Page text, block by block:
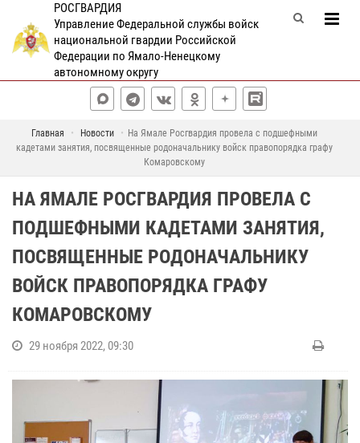
РОСГВАРДИЯ
Управление Федеральной службы войск
национальной гвардии Российской
Федерации по Ямало-Ненецкому
автономному округу
Главная Новости
На Ямале Росгвардия провела с подшефными
кадетами занятия, посвященные родоначальнику войск правопорядка графу
Комаровскому
НА ЯМАЛЕ РОСГВАРДИЯ ПРОВЕЛА С
ПОДШЕФНЫМИ КАДЕТАМИ ЗАНЯТИЯ,
ПОСВЯЩЕННЫЕ РОДОНАЧАЛЬНИКУ
ВОЙСК ПРАВОПОРЯДКА ГРАФУ
КОМАРОВСКОМУ
29 ноября 2022, 09:30